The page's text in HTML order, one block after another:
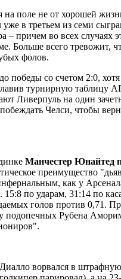
на поле не от хорошей
в третьем из семи
– причем во всех случаях
Больше всего тревожит,
фолов.
победы со счетом 2:0,
турнирную таблицу
Ливерпуль на один
Челси, чтобы
Манчестер Юнайтед
преимущество
как у
15:8 по ударам, 31:14 по
голов против 0,71.
подопечных Рубена
ворвался в